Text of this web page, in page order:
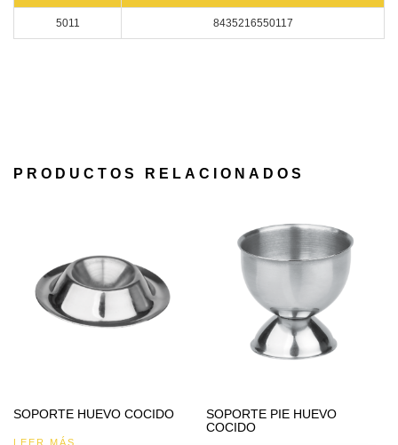
5011 8435216550117
PRODUCTOS RELACIONADOS
SOPORTE HUEVO COCIDO
LEER MÁS
SOPORTE PIE HUEVO
COCIDO